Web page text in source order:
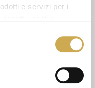
e servizi per i